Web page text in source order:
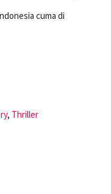
cuma di
, Thriller